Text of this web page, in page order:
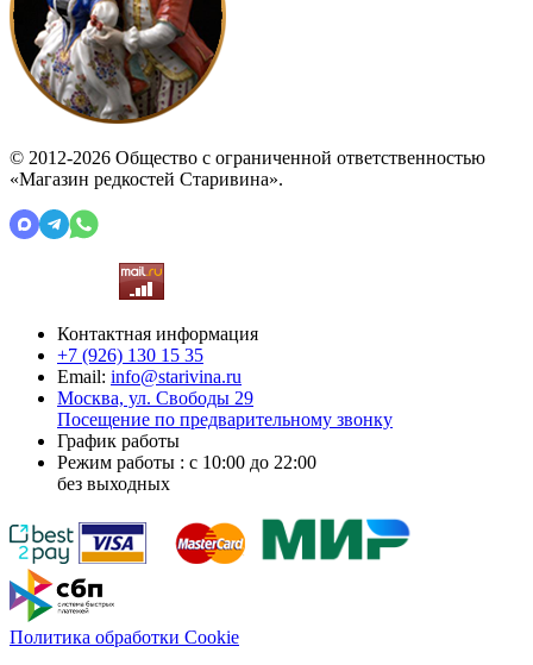
© 2012-2026 Общество с ограниченной ответственностью
«Магазин редкостей Старивина».
Контактная информация
+7 (926) 130 15 35
Email: info@starivina.ru
Москва, ул. Свободы 29
Посещение по предварительному звонку
График работы
Режим работы : с 10:00 до 22:00
без выходных
Политика обработки Cookie